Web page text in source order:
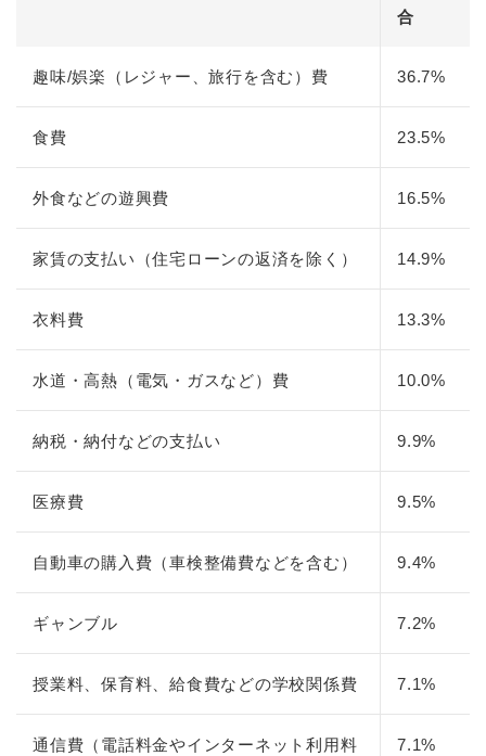
合
趣味/娯楽（レジャー、旅行を含む）費 36.7%
食費 23.5%
外食などの遊興費 16.5%
家賃の支払い（住宅ローンの返済を除く） 14.9%
衣料費 13.3%
水道・高熱（電気・ガスなど）費 10.0%
納税・納付などの支払い 9.9%
医療費 9.5%
自動車の購入費（車検整備費などを含む） 9.4%
ギャンブル 7.2%
授業料、保育料、給食費などの学校関係費 7.1%
通信費（電話料金やインターネット利用料
7.1%